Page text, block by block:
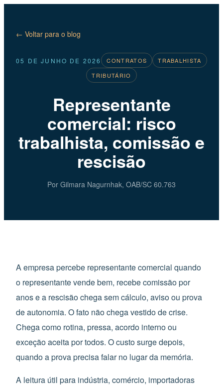
← Voltar para o blog
05 DE JUNHO DE 2026 CONTRATOS
TRABALHISTA
TRIBUTÁRIO
Representante
comercial: risco
trabalhista, comissão e
rescisão
Por Gilmara Nagurnhak, OAB/SC 60.763
A empresa percebe representante comercial quando
o representante vende bem, recebe comissão por
anos e a rescisão chega sem cálculo, aviso ou prova
de autonomia. O fato não chega vestido de crise.
Chega como rotina, pressa, acordo interno ou
exceção aceita por todos. O custo surge depois,
quando a prova precisa falar no lugar da memória.
A leitura útil para indústria, comércio, importadoras